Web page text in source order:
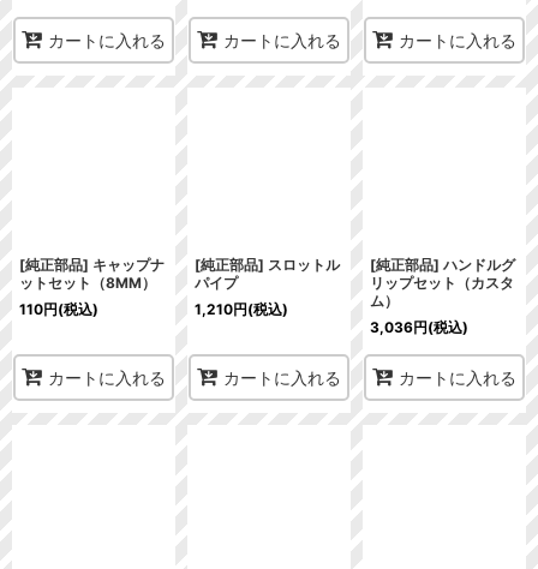
カートに入れる カートに入れる カートに入れる
[純正部品] キャップナ
ットセット（8MM）
110円(税込)
カートに入れる
[純正部品] スロットル
パイプ
1,210円(税込)
カートに入れる
[純正部品] ハンドルグ
リップセット（カスタ
ム）
3,036円(税込)
カートに入れる